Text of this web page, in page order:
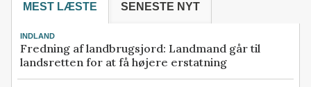
MEST LÆSTE SENESTE NYT
INDLAND
Fredning af landbrugsjord: Landmand går til
landsretten for at få højere erstatning